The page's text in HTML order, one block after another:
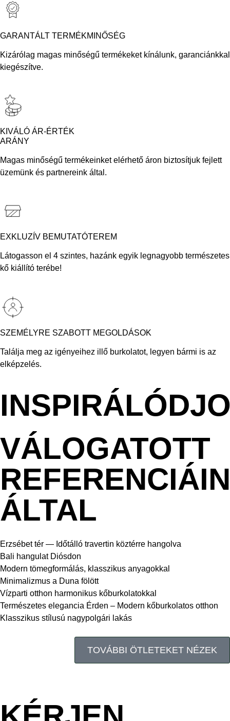
GARANTÁLT TERMÉKMINŐSÉG
Kizárólag magas minőségű termékeket kínálunk, garanciánkkal
kiegészítve.
KIVÁLÓ ÁR-ÉRTÉK
ARÁNY
Magas minőségű termékeinket elérhető áron biztosítjuk fejlett
üzemünk és partnereink által.
EXKLUZÍV BEMUTATÓTEREM
Látogasson el 4 szintes, hazánk egyik legnagyobb természetes
kő kiállító terébe!
SZEMÉLYRE SZABOTT MEGOLDÁSOK
Találja meg az igényeihez illő burkolatot, legyen bármi is az
elképzelés.
VÁLOGATOTT
ÁLTAL
Erzsébet tér — Időtálló travertin köztérre hangolva
Bali hangulat Diósdon
Modern tömegformálás, klasszikus anyagokkal
Minimalizmus a Duna fölött
Vízparti otthon harmonikus kőburkolatokkal
Természetes elegancia Érden – Modern kőburkolatos otthon
Klasszikus stílusú nagypolgári lakás
TOVÁBBI ÖTLETEKET NÉZEK